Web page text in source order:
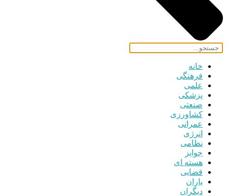
خانه
فرهنگی
علمی
پزشکی
صنعتی
کشاورزی
عمرانی
انرژی
نظامی
جوایز
هسته ای
قضایی
یاران
دیگران